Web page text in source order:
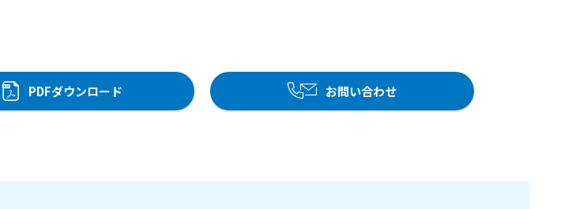
PDFダウンロード お問い合わせ